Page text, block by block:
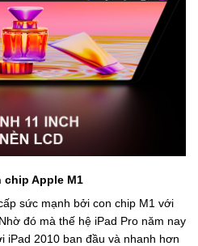
Apple M1
sức mạnh bởi con chip M1 với
đó mà thế hệ iPad Pro năm nay
iPad 2010 ban đầu và nhanh hơn